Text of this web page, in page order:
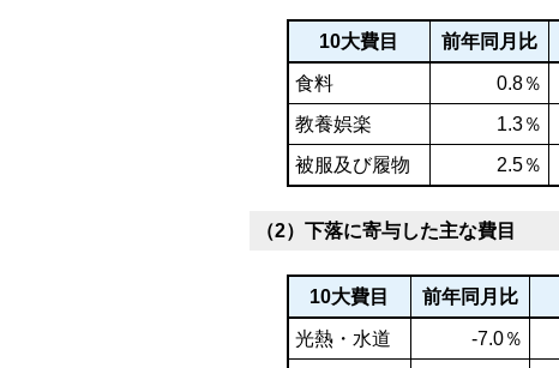
10大費目 前年同月比
食料 0.8％
教養娯楽
1.3％
被服及び履物
2.5％
（2）下落に寄与した主な費目
10大費目 前年同月比
光熱・水道 -7.0％